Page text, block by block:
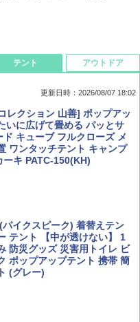
ン ２０２６年 ９月号 [雑
Ｙ ＦＡＮ)
完全版】
ロッパ
テント
更新日時：2026/08/07 18:02
レクション 山善] ポップアッ
いに広げて畳める パッとサ
ド キューブ フルクローズ メ
ワンタッチテント キャンプ
キ PATC-150(KH)
イクスピーク) 着替えテン
テント 【中が透けない】 1
防災グッズ 災害用トイレ ビ
ポップアップテント 携帯 簡
(グレー)
アウトドア